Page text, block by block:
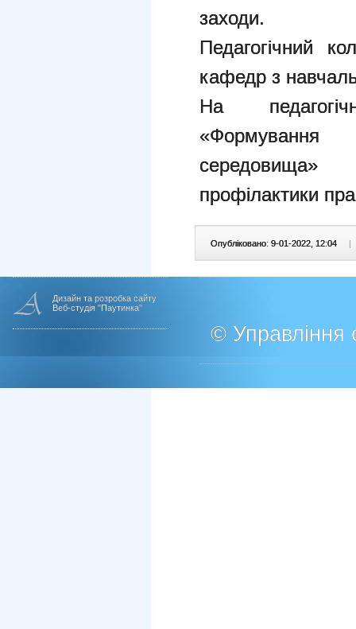
заходи.
Педагогічний
кафедр з
На
профілактики
Опубліковано: 9-01-2022, 12:04 |
Дизайн та розробка сайту
Веб-студія "Паутинка"
© Управління